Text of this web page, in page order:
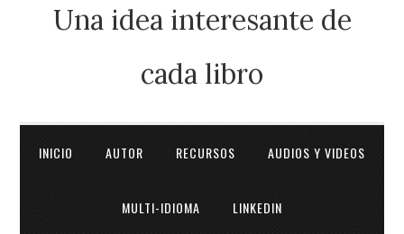
Una idea interesante de
cada libro
INICIO AUTOR RECURSOS AUDIOS Y VIDEOS
MULTI-IDIOMA LINKEDIN